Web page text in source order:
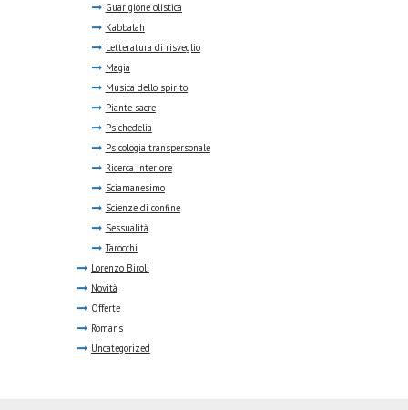
Guarigione olistica
Kabbalah
Letteratura di risveglio
Magia
Musica dello spirito
Piante sacre
Psichedelia
Psicologia transpersonale
Ricerca interiore
Sciamanesimo
Scienze di confine
Sessualità
Tarocchi
Lorenzo Biroli
Novità
Offerte
Romans
Uncategorized